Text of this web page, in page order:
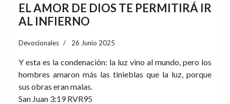
EL AMOR DE DIOS TE PERMITIRÁ IR
AL INFIERNO
Devocionales 26 Junio 2025
Y esta es la condenación: la luz vino al mundo, pero los
hombres amaron más las tinieblas que la luz, porque
sus obras eran malas.
San Juan 3:19 RVR95